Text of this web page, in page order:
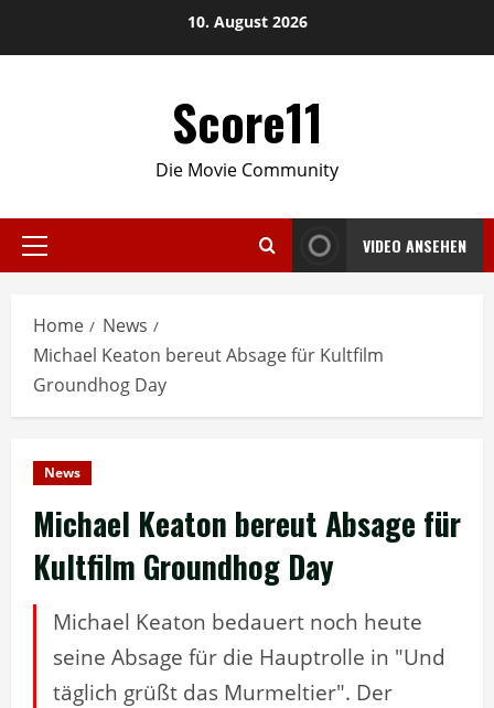
10. August 2026
Score11
Die Movie Community
Primary
VIDEO ANSEHEN
Home
News
Michael Keaton bereut Absage für Kultfilm
Groundhog Day
News
Michael Keaton bereut Absage für
Kultfilm Groundhog Day
Michael Keaton bedauert noch heute
seine Absage für die Hauptrolle in "Und
täglich grüßt das Murmeltier". Der